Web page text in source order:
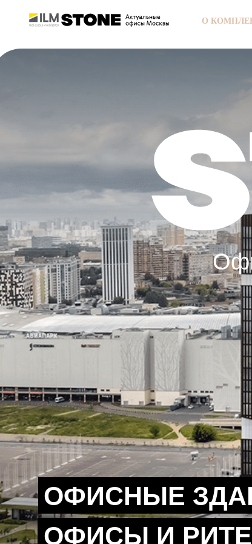
О
ОФИСНЫЕ
ОФИСЫ И